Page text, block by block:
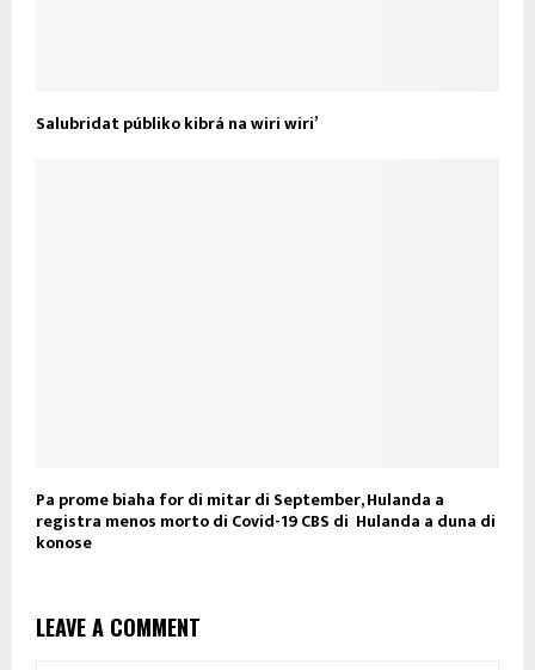
Salubridat públiko kibrá na wiri wiri’
Pa prome biaha for di mitar di September, Hulanda a
registra menos morto di Covid-19 CBS di Hulanda a duna di
konose
LEAVE A COMMENT